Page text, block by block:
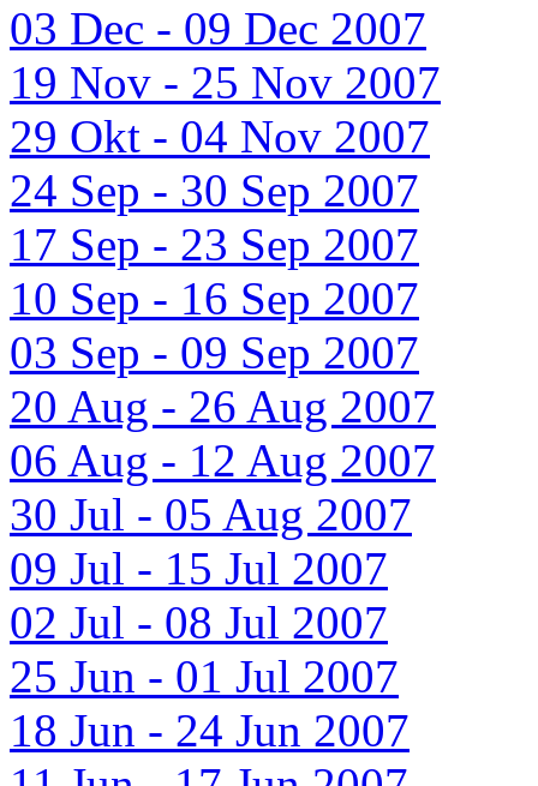
03 Dec - 09 Dec 2007
19 Nov - 25 Nov 2007
29 Okt - 04 Nov 2007
24 Sep - 30 Sep 2007
17 Sep - 23 Sep 2007
10 Sep - 16 Sep 2007
03 Sep - 09 Sep 2007
20 Aug - 26 Aug 2007
06 Aug - 12 Aug 2007
30 Jul - 05 Aug 2007
09 Jul - 15 Jul 2007
02 Jul - 08 Jul 2007
25 Jun - 01 Jul 2007
18 Jun - 24 Jun 2007